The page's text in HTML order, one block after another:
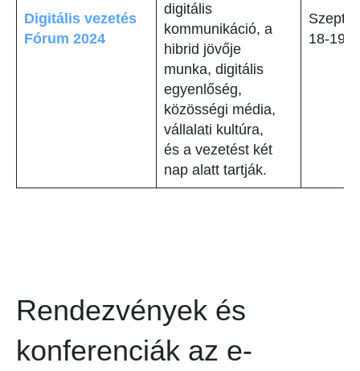
Digitális vezetés
Fórum 2024
digitális
kommunikáció, a
hibrid jövője
munka, digitális
egyenlőség,
közösségi média,
vállalati kultúra,
és a vezetést két
nap alatt tartják.
18-19
Rendezvények és
konferenciák az e-